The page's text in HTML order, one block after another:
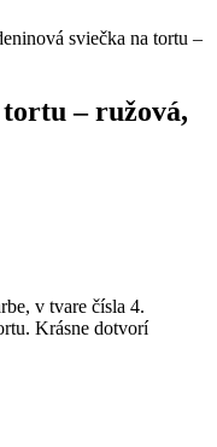
sviečka na tortu –
– ružová,
v tvare čísla 4.
Krásne dotvorí